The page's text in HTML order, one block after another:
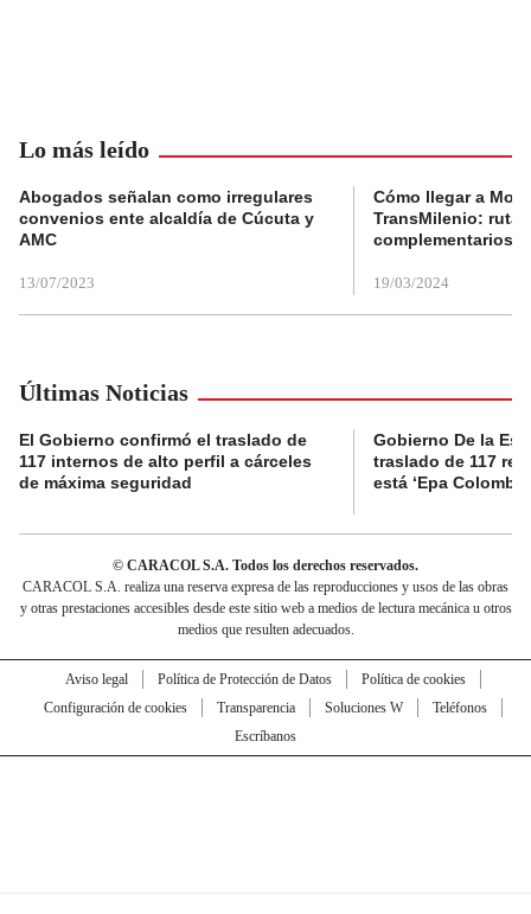
Lo más leído
Abogados señalan como irregulares
convenios ente alcaldía de Cúcuta y
AMC
13/07/2023
Cómo llegar a
TransMilenio:
complementarios
19/03/2024
Últimas Noticias
El Gobierno confirmó el traslado de
117 internos de alto perfil a cárceles
de máxima seguridad
Gobierno De la
traslado de 117
está ‘Epa
© CARACOL S.A. Todos los derechos reservados.
CARACOL S.A. realiza una reserva expresa de las reproducciones y usos de las obras
y otras prestaciones accesibles desde este sitio web a medios de lectura mecánica u otros
medios que resulten adecuados.
Aviso legal Política de Protección de Datos
Política de cookies
Configuración de cookies
Transparencia Soluciones W
Teléfonos
Escríbanos